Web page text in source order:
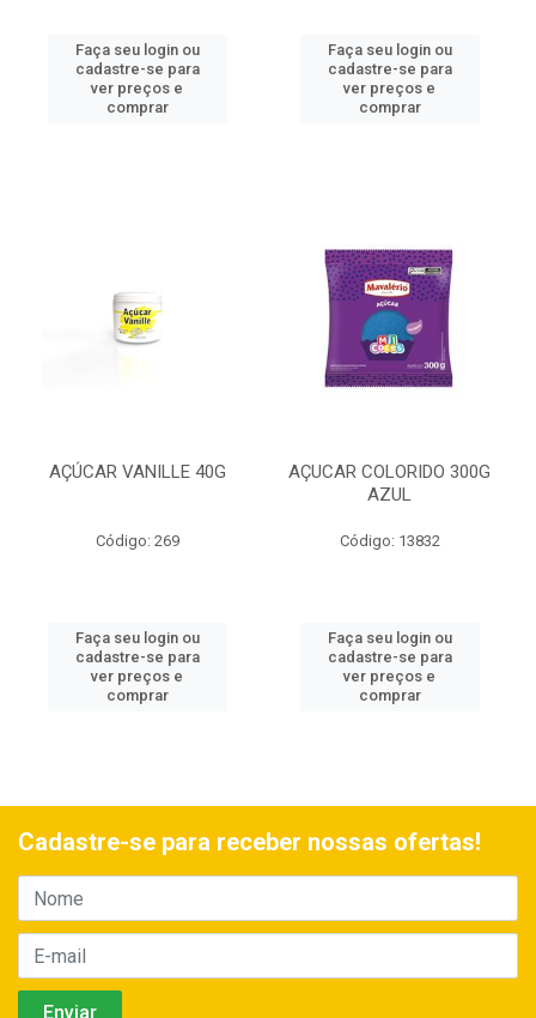
Faça seu login ou
cadastre-se para
ver preços e
comprar
Faça seu login ou
cadastre-se para
ver preços e
comprar
AÇÚCAR VANILLE 40G
Código: 269
Faça seu login ou
cadastre-se para
ver preços e
comprar
AÇUCAR COLORIDO 300G
AZUL
Código: 13832
Faça seu login ou
cadastre-se para
ver preços e
comprar
Cadastre-se para receber nossas ofertas!